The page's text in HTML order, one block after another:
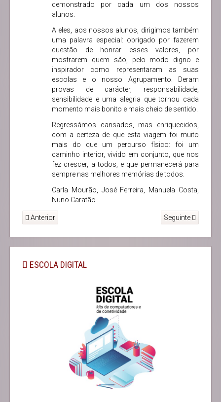
demonstrado por cada um dos nossos
alunos.
A eles, aos nossos alunos, dirigimos também
uma palavra especial: obrigado por fazerem
questão de honrar esses valores, por
mostrarem quem são, pelo modo digno e
inspirador como representaram as suas
escolas e o nosso Agrupamento. Deram
provas de carácter, responsabilidade,
sensibilidade e uma alegria que tornou cada
momento mais bonito e mais cheio de sentido.
Regressámos cansados, mas enriquecidos,
com a certeza de que esta viagem foi muito
mais do que um percurso físico: foi um
caminho interior, vivido em conjunto, que nos
fez crescer, a todos, e que permanecerá para
sempre nas melhores memórias de todos.
Carla Mourão, José Ferreira, Manuela Costa,
Nuno Caratão
Anterior Seguinte
ESCOLA DIGITAL